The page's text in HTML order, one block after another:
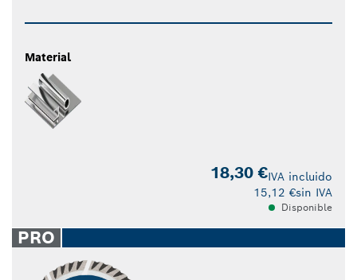
Material
18,30 €IVA incluido
15,12 €sin IVA
Disponible
PRO